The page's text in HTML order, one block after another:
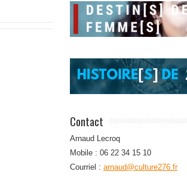
Contact
Arnaud Lecroq
Mobile : 06 22 34 15 10
Courriel : arnaud@culture276.fr